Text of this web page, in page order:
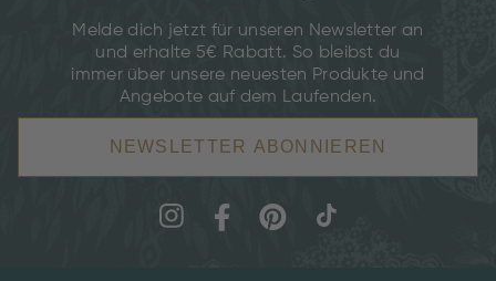
Melde dich jetzt für unseren Newsletter an
und erhalte 5€ Rabatt. So bleibst du
immer über unsere neuesten Produkte und
Angebote auf dem Laufenden.
NEWSLETTER ABONNIEREN